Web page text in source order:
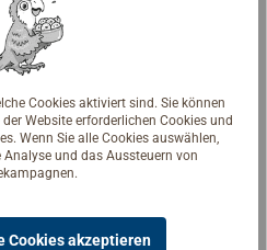
für unsere
bis 40 mm.
Cookies aktiviert sind. Sie können
Website erforderlichen Cookies und
Wenn Sie alle Cookies auswählen,
und das Aussteuern von
Cookies akzeptieren